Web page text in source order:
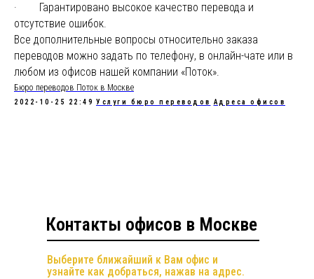
· Гарантировано высокое качество перевода и
отсутствие ошибок.
Все дополнительные вопросы относительно заказа
переводов можно задать по телефону, в онлайн-чате или в
любом из офисов нашей компании «Поток».
Бюро переводов Поток в Москве
2022-10-25 22:49 Услуги бюро переводов Адреса офисов
Контакты офисов в Москве
Выберите ближайший к Вам офис и
узнайте как добраться, нажав на адрес.